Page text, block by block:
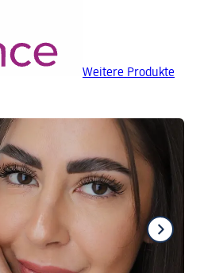
Weitere Produkte